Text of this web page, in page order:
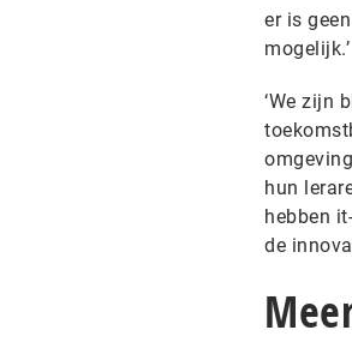
er is
mogelijk.’
‘We zijn
hun
hebben
de